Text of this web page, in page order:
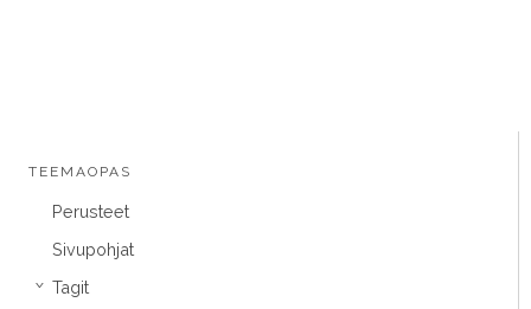
TEEMAOPAS
Perusteet
Sivupohjat
› Tagit